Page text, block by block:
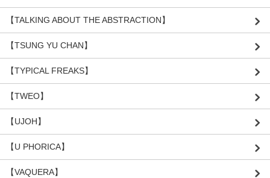
【TALKING ABOUT THE ABSTRACTION】
【TSUNG YU CHAN】
【TYPICAL FREAKS】
【TWEO】
【UJOH】
【U PHORICA】
【VAQUERA】